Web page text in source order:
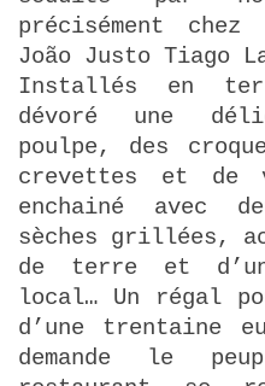
précisément chez
João Justo Tiago
Installés en
dévoré une
poulpe, des
crevettes et de
enchainé avec
sèches grillées,
de terre et
local… Un régal
d’une trentaine
demande le